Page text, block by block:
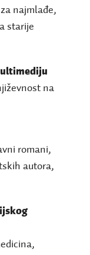
najmlađe,
starije
na
romani,
autora,